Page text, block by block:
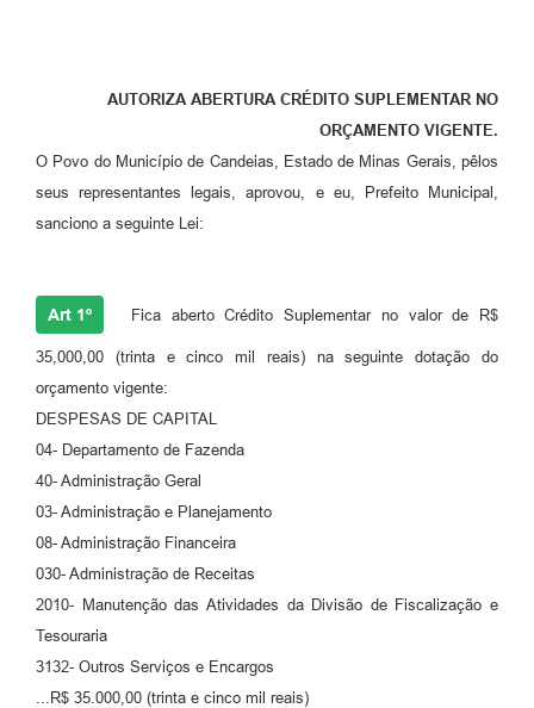
Prevican
Vigilância em Saúde
Plano Diretor
Farmácia Municipal
REMUME
Orientações COVID-19
Carta de Serviços
AUTORIZA ABERTURA CRÉDITO SUPLEMENTAR NO
ORÇAMENTO VIGENTE.
O Povo do Município de Candeias, Estado de Minas Gerais, pêlos
seus representantes legais, aprovou, e eu, Prefeito Municipal,
sanciono a seguinte Lei:
Art 1º Fica aberto Crédito Suplementar no valor de R$
35,000,00 (trinta e cinco mil reais) na seguinte dotação do
orçamento vigente:
DESPESAS DE CAPITAL
04- Departamento de Fazenda
40- Administração Geral
03- Administração e Planejamento
08- Administração Financeira
030- Administração de Receitas
2010- Manutenção das Atividades da Divisão de Fiscalização e
Tesouraria
3132- Outros Serviços e Encargos
...R$ 35.000,00 (trinta e cinco mil reais)